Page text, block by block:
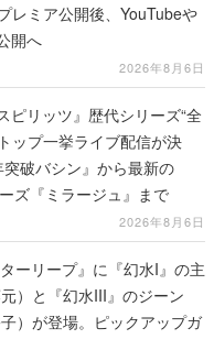
レミア公開後、YouTubeや
開へ
2026年8月6日
ピリッツ』歴代シリーズ“全
ップ一挙ライブ配信が決
破バシン』から最新の
ズ『ミラージュ』まで
2026年8月6日
ーリープ』に『幻水I』の主
）と『幻水III』のジーン
子）が登場。ピックアップガ